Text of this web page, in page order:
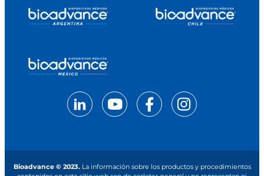
Bioadvance © 2023.La información sobre los productos y procedimientos